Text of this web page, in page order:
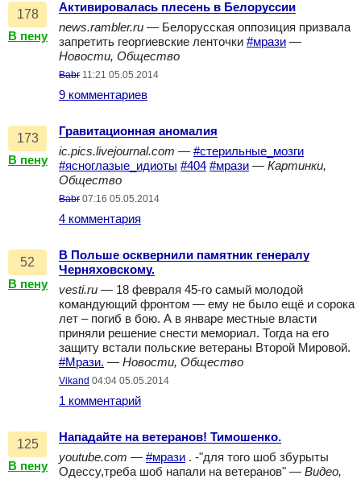
178
В пену
Активировалась плесень в Белоруссии
news.rambler.ru — Белорусская оппозиция призвала
запретить георгиевские ленточки #мрази —
Новости, Общество
Babr 11:21 05.05.2014
9 комментариев
173
В пену
Гравитационная аномалия
ic.pics.livejournal.com — #стерильные_мозги
#ясноглазые_идиоты #404 #мрази — Картинки,
Общество
Babr 07:16 05.05.2014
4 комментария
52
В пену
В Польше осквернили памятник генералу
Черняховскому.
vesti.ru — 18 февраля 45-го самый молодой
командующий фронтом — ему не было ещё и сорока
лет – погиб в бою. А в январе местные власти
приняли решение снести мемориал. Тогда на его
защиту встали польские ветераны Второй Мировой.
#Мрази. — Новости, Общество
Vikand 04:04 05.05.2014
1 комментарий
125
В пену
Нападайте на ветеранов! Тимошенко.
youtube.com — #мрази . -"для того шоб збурыты
Одессу,треба шоб напали на ветеранов" — Видео,